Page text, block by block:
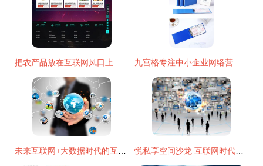
把农产品放在互联网风口上 农产品供销网如何借助电商重塑销售格局 九宫格专注中小企业网络营销,致力推动大办公办公用品公司的互联网 ,转发有礼,欢迎支持我一下
未来互联网+大数据时代的互联网销售 机遇、模式与变革 悦私享空间沙龙 互联网时代的社群经济及其应用